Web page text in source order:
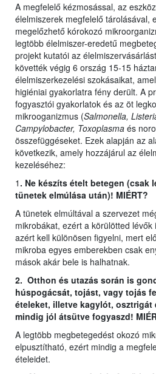
A megfelelő kézmosással, az
élelmiszerek megfelelő tárolásával,
megelőzhető kórokozó
legtöbb élelmiszer-eredetű
projekt kutatói az
követték végig 6 ország 15-15
élelmiszerkezelési szokásaikat,
higiéniai gyakorlatra fény derült. A
fogyasztói gyakorlatok és az öt
mikrooganizmus (Salmonella,
Campylobacter, Toxoplasma és
összefüggéseket. Ezek alapján az
következik, amely hozzájárul az
kezeléséhez:
1. Ne készíts ételt betegen (csak
tünetek elmúlása után)! MIÉRT?
A tünetek elmúltával a szervezet
mikrobákat, ezért a körülötted
azért kell különösen figyelni, mert
mikroba egyes emberekben csak
mások akár bele is halhatnak.
2. Otthon és utazás során is
húspogácsát, tojást, vagy tojás
ételeket, illetve kagylót, osztrigát
mindig jól átsütve fogyaszd!
A legtöbb megbetegedést okozó
elpusztítható, ezért mindig a
ételeidet.